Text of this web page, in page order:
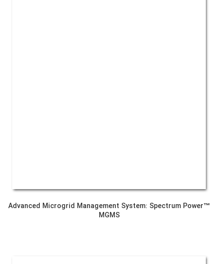
Advanced Microgrid Management System: Spectrum Power™
MGMS